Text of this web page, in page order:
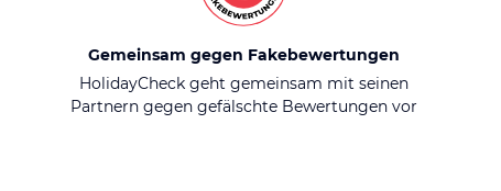
Gemeinsam gegen Fakebewertungen
HolidayCheck geht gemeinsam mit seinen
Partnern gegen gefälschte Bewertungen vor